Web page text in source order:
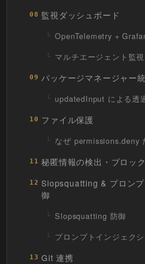
08 監視ダッシュボード
OpenTelemetry +
マルチエージェント監
09 パッケージマネージャー
updatedInput による透
10 ファイル保護
なぜ permissions.deny
11 秘匿情報の検出・ブロッ
12 Slopsquatting & プロン
御
Slopsquatting 防御
プロンプトインジェク
13 Git 連携